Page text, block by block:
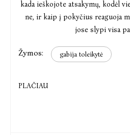
kada ieškojote atsakymų, kodėl
ne, ir kaip į pokyčius reaguoja
jose slypi visa
Žymos: gabija toleikytė
PLAČIAU